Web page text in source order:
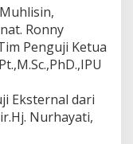
Ronny
Penguji Ketua
Eksternal dari
Nurhayati,